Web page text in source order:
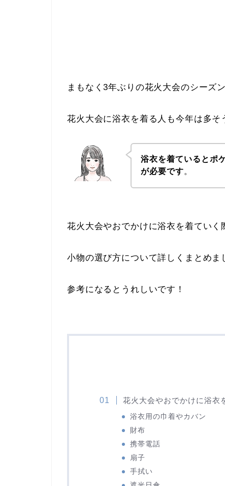
まもなく3年ぶりの花火大会のシーズ
花火大会に浴衣を着る人も今年は多そ
浴衣を着ているとポ
が必要です。
花火大会やおでかけに浴衣を着ていく
小物の選び方について詳しくまとめま
参考になるとうれしいです！
花火大会やおでかけに浴衣
浴衣用の巾着やカバン
財布
携帯電話
扇子
手拭い